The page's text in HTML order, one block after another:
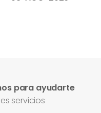
para ayudarte
servicios